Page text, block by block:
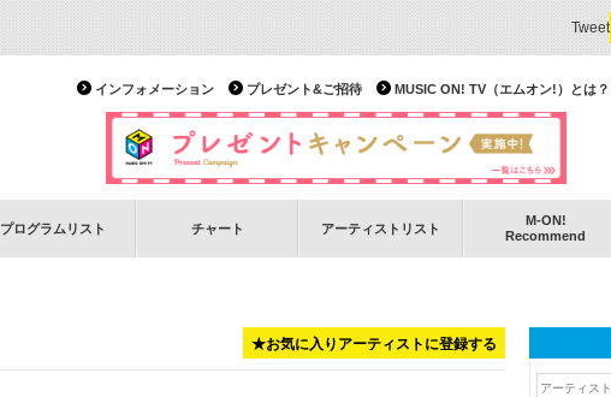
Tweet
MUSIC ON! TV（エムオン!）とは？
プレゼント&ご招待
インフォメーション
プログラムリスト チャート アーティストリスト
M-ON!
Recommend
★お気に入りアーティストに登録する